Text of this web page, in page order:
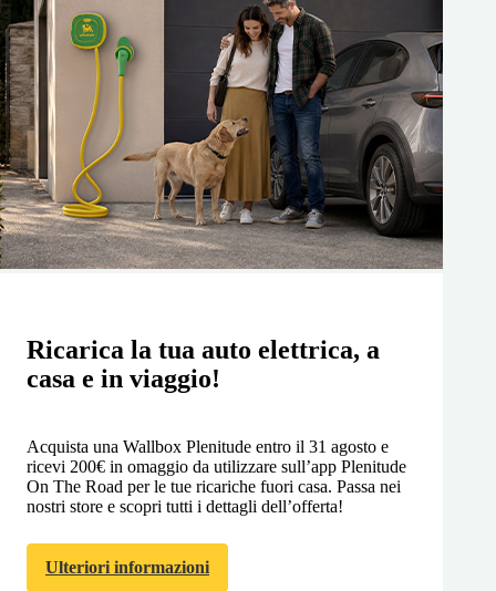
Ricarica la tua auto elettrica, a
casa e in viaggio!
Acquista una Wallbox Plenitude entro il 31 agosto e
ricevi 200€ in omaggio da utilizzare sull’app Plenitude
On The Road per le tue ricariche fuori casa. Passa nei
nostri store e scopri tutti i dettagli dell’offerta!
Ulteriori informazioni